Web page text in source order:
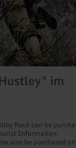
im
Rock can be
Information
also be purchased